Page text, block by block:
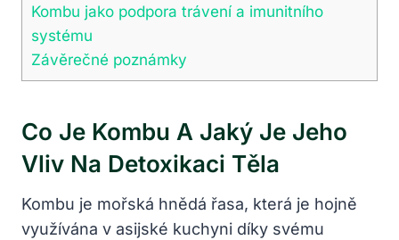
Kombu jako podpora trávení a imunitního
systému
Závěrečné poznámky
Co Je Kombu A Jaký Je Jeho
Vliv Na Detoxikaci Těla
Kombu je mořská hnědá řasa, která je hojně
využívána v asijské kuchyni díky svému